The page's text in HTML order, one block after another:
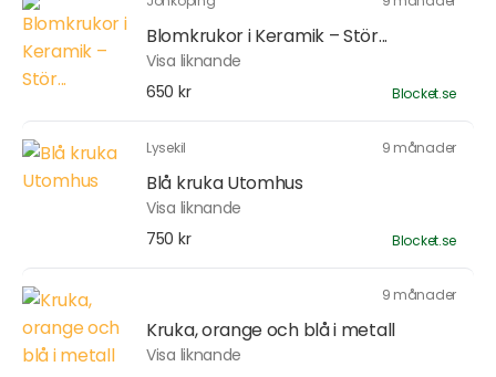
Blomkrukor i Keramik – Stör...
Visa liknande
650 kr
Blocket.se
Lysekil 9 månader
Blå kruka Utomhus
Visa liknande
750 kr
Blocket.se
9 månader
Kruka, orange och blå i metall
Visa liknande